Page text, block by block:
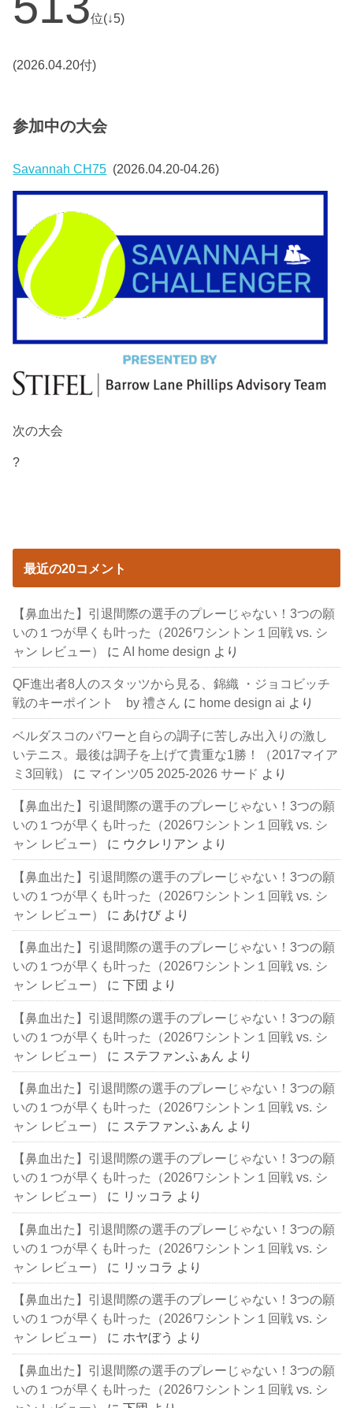
位(↓5)
(2026.04.20付)
参加中の大会
Savannah CH75 (2026.04.20-04.26)
次の大会
?
最近の20コメント
【鼻血出た】引退間際の選手のプレーじゃない！3つの願
いの１つが早くも叶った（2026ワシントン１回戦 vs. シ
ャン レビュー）
にAI home design より
QF進出者8人のスタッツから見る、錦織 ・ジョコビッチ
戦のキーポイント by 禮さん に home design ai より
ベルダスコのパワーと自らの調子に苦しみ出入りの激し
いテニス。最後は調子を上げて貴重な1勝！（2017マイア
ミ3回戦）
に マインツ05 2025-2026 サード より
【鼻血出た】引退間際の選手のプレーじゃない！3つの願
いの１つが早くも叶った（2026ワシントン１回戦 vs. シ
ャン レビュー）
に ウクレリアン より
【鼻血出た】引退間際の選手のプレーじゃない！3つの願
いの１つが早くも叶った（2026ワシントン１回戦 vs. シ
ャン レビュー）
に あけび より
【鼻血出た】引退間際の選手のプレーじゃない！3つの願
いの１つが早くも叶った（2026ワシントン１回戦 vs. シ
ャン レビュー）
に下団 より
【鼻血出た】引退間際の選手のプレーじゃない！3つの願
いの１つが早くも叶った（2026ワシントン１回戦 vs. シ
ャン レビュー）
に ステファンふぁん より
【鼻血出た】引退間際の選手のプレーじゃない！3つの願
いの１つが早くも叶った（2026ワシントン１回戦 vs. シ
ャン レビュー）
に ステファンふぁん より
【鼻血出た】引退間際の選手のプレーじゃない！3つの願
いの１つが早くも叶った（2026ワシントン１回戦 vs. シ
ャン レビュー）
に リッコラ より
【鼻血出た】引退間際の選手のプレーじゃない！3つの願
いの１つが早くも叶った（2026ワシントン１回戦 vs. シ
ャン レビュー）
に リッコラ より
【鼻血出た】引退間際の選手のプレーじゃない！3つの願
いの１つが早くも叶った（2026ワシントン１回戦 vs. シ
ャン レビュー）
に ホヤぼう より
【鼻血出た】引退間際の選手のプレーじゃない！3つの願
いの１つが早くも叶った（2026ワシントン１回戦 vs. シ